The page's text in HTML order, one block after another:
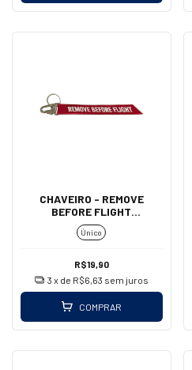
CHAVEIRO - REMOVE
BEFORE FLIGHT
(MOSQUETÃO - GRANDE)
Único
R$19,90
3 x de R$6,63 sem juros
COMPRAR